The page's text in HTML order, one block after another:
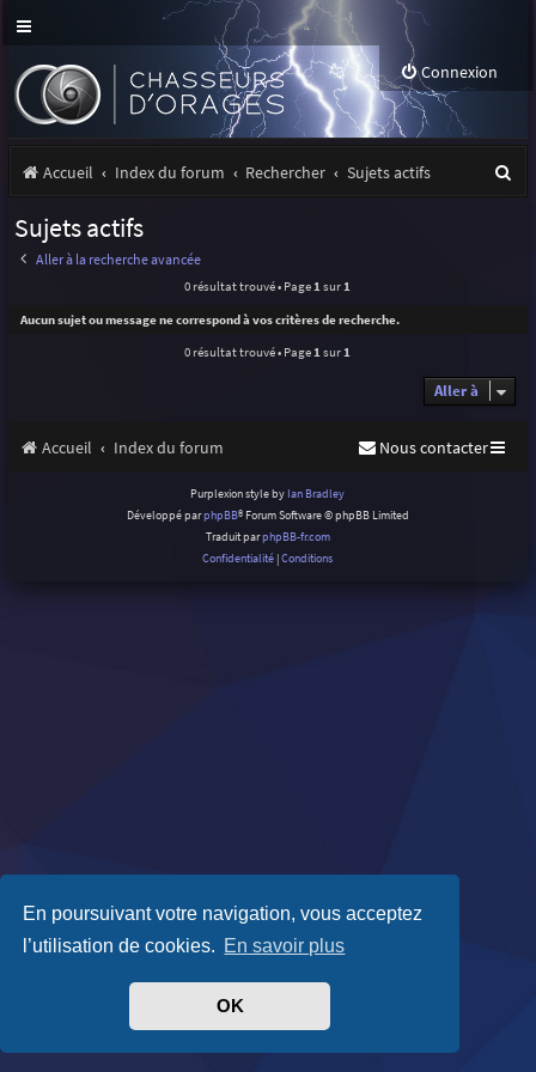
En poursuivant votre navigation, vous acceptez
l’utilisation de cookies. En savoir plus
OK
Connexion
Accueil Index du forum Rechercher Sujets actifs
c
Sujets actifs
Aller à la recherche avancée
0 résultat trouvé • Page 1 sur 1
Aucun sujet ou message ne correspond à vos critères de recherche.
0 résultat trouvé • Page 1 sur 1
Aller à
Accueil Index du forum Nous contacter
Purplexion style by Ian Bradley
Développé parphpBB® Forum Software © phpBB Limited
Traduit parphpBB-fr.com
Confidentialité |Conditions